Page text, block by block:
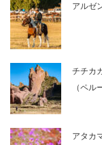
アルゼ
チチカ
（ペ
アタカ